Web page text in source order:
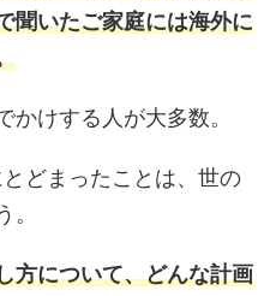
聞いたご家庭には海外に
かけする人が大多数。
どまったことは、世の
方について、どんな計画